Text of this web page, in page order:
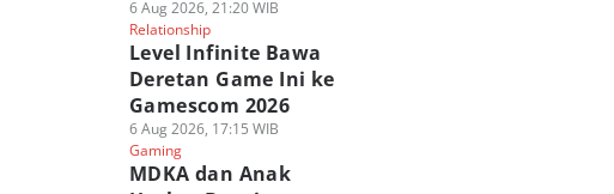
6 Aug 2026, 21:20 WIB
Relationship
Level Infinite Bawa
Deretan Game Ini ke
Gamescom 2026
6 Aug 2026, 17:15 WIB
Gaming
MDKA dan Anak